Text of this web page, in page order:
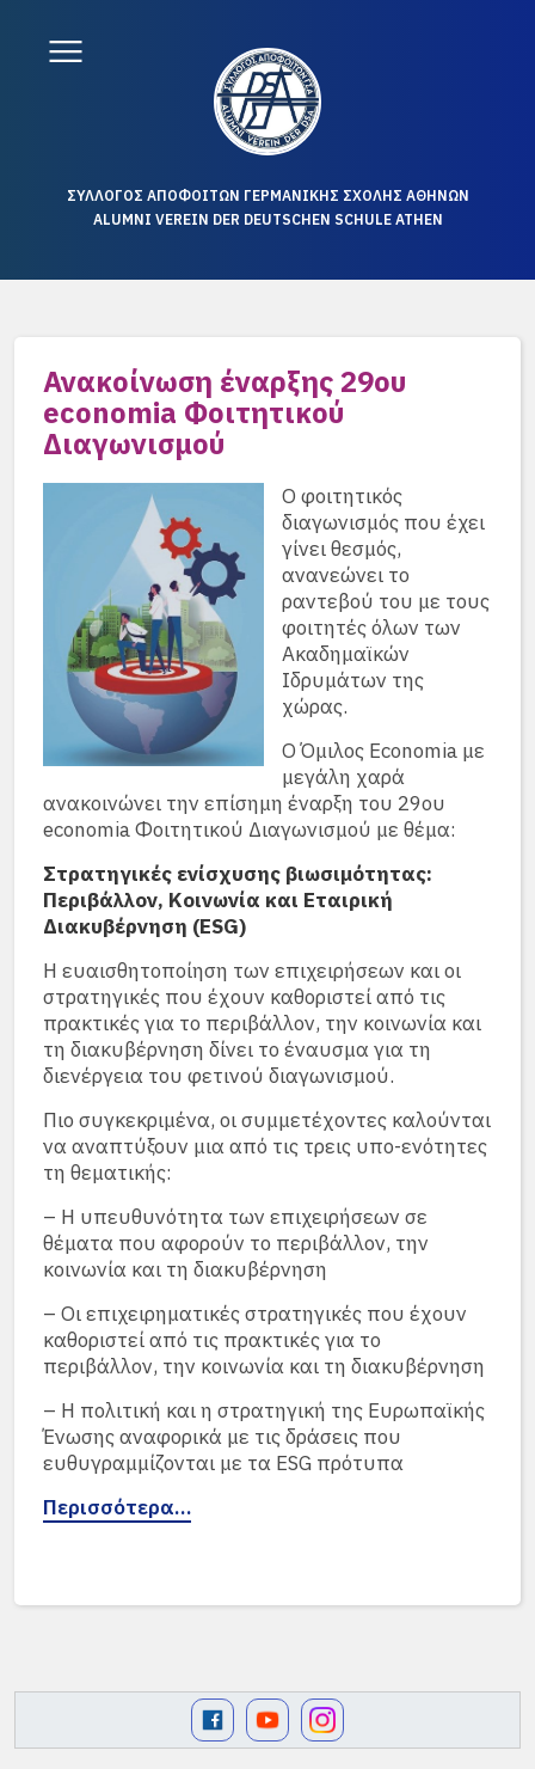
ΣΥΛΛΟΓΟΣ ΑΠΟΦΟΙΤΩΝ ΓΕΡΜΑΝΙΚΗΣ ΣΧΟΛΗΣ ΑΘΗΝΩΝ
ALUMNI VEREIN DER DEUTSCHEN SCHULE ATHEN
Ανακοίνωση έναρξης 29ου
economia Φοιτητικού
Διαγωνισμού
Ο φοιτητικός
διαγωνισμός που έχει
γίνει θεσμός,
ανανεώνει το
ραντεβού του με τους
φοιτητές όλων των
Ακαδημαϊκών
Ιδρυμάτων της
χώρας.
Ο Όμιλος Economia με
μεγάλη χαρά
ανακοινώνει την επίσημη έναρξη του 29ου
economia Φοιτητικού Διαγωνισμού με θέμα:
Στρατηγικές ενίσχυσης βιωσιμότητας:
Περιβάλλον, Κοινωνία και Εταιρική
Διακυβέρνηση (ΕSG)
Η ευαισθητοποίηση των επιχειρήσεων και οι
στρατηγικές που έχουν καθοριστεί από τις
πρακτικές για το περιβάλλον, την κοινωνία και
τη διακυβέρνηση δίνει το έναυσμα για τη
διενέργεια του φετινού διαγωνισμού.
Πιο συγκεκριμένα, οι συμμετέχοντες καλούνται
να αναπτύξουν μια από τις τρεις υπο-ενότητες
τη θεματικής:
– Η υπευθυνότητα των επιχειρήσεων σε
θέματα που αφορούν το περιβάλλον, την
κοινωνία και τη διακυβέρνηση
– Οι επιχειρηματικές στρατηγικές που έχουν
καθοριστεί από τις πρακτικές για το
περιβάλλον, την κοινωνία και τη διακυβέρνηση
– Η πολιτική και η στρατηγική της Ευρωπαϊκής
Ένωσης αναφορικά με τις δράσεις που
ευθυγραμμίζονται με τα ESG πρότυπα
Περισσότερα…